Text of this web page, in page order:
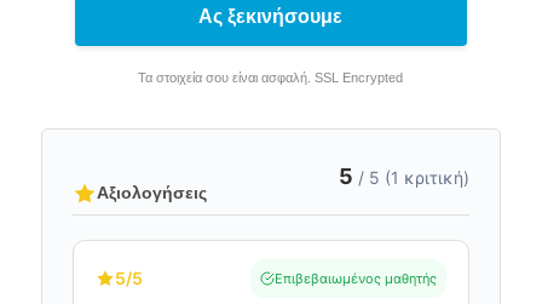
Ας ξεκινήσουμε
Τα στοιχεία σου είναι ασφαλή. SSL Encrypted
Αξιολογήσεις
5 / 5 (1 κριτική)
5/5 Επιβεβαιωμένος μαθητής